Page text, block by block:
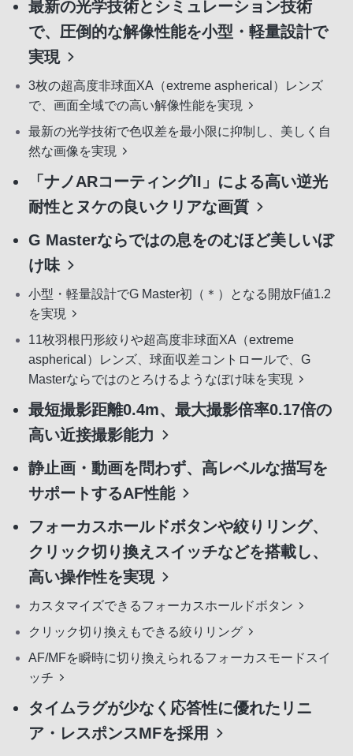
最新の光学技術とシミュレーション技術
で、圧倒的な解像性能を小型・軽量設計で
実現
3枚の超高度非球面XA（extreme aspherical）レンズ
で、画面全域での高い解像性能を実現
最新の光学技術で色収差を最小限に抑制し、美しく自
然な画像を実現
「ナノARコーティングII」による高い逆光
耐性とヌケの良いクリアな画質
G Masterならではの息をのむほど美しいぼ
け味
小型・軽量設計でG Master初（＊）となる開放F値1.2
を実現
11枚羽根円形絞りや超高度非球面XA（extreme
aspherical）レンズ、球面収差コントロールで、G
Masterならではのとろけるようなぼけ味を実現
最短撮影距離0.4m、最大撮影倍率0.17倍の
高い近接撮影能力
静止画・動画を問わず、高レベルな描写を
サポートするAF性能
フォーカスホールドボタンや絞りリング、
クリック切り換えスイッチなどを搭載し、
高い操作性を実現
カスタマイズできるフォーカスホールドボタン
クリック切り換えもできる絞りリング
AF/MFを瞬時に切り換えられるフォーカスモードスイ
ッチ
タイムラグが少なく応答性に優れたリニ
ア・レスポンスMFを採用